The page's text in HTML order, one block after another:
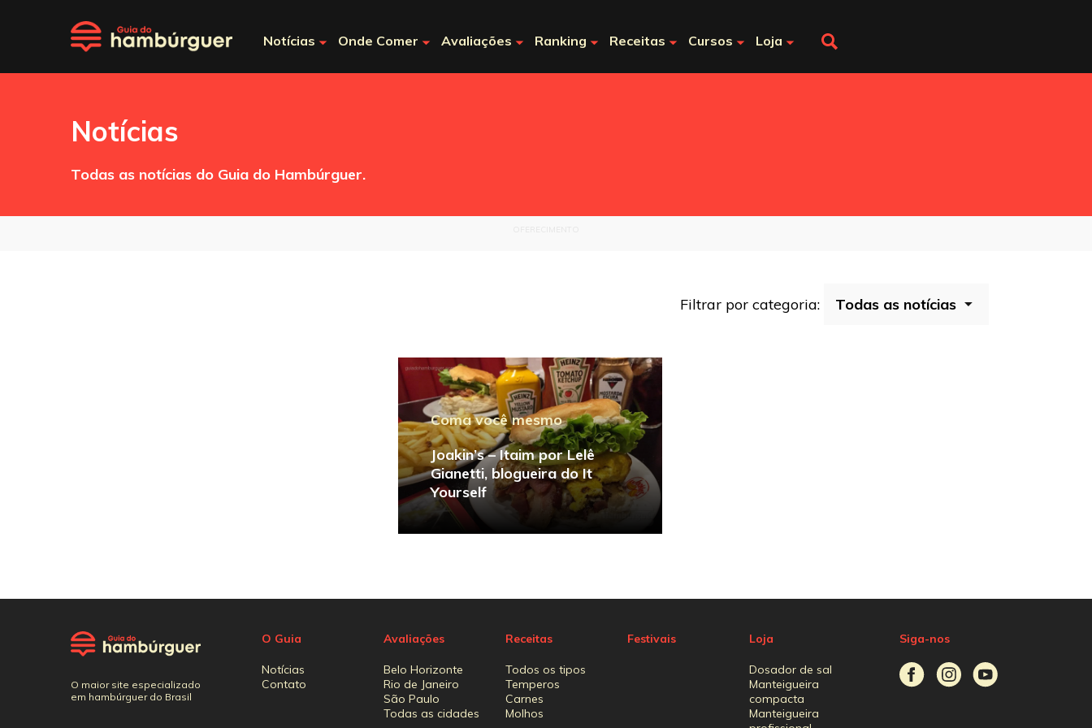
Notícias Onde Comer Avaliações Ranking Receitas Cursos Loja
Notícias
Todas as notícias do Guia do Hambúrguer.
Filtrar por categoria:
Coma você mesmo
Joakin’s – Itaim por Lelê
Gianetti, blogueira do It
Yourself
O maior site especializado
em hambúrguer do Brasil
O Guia
Notícias
Contato
Avaliações
Belo Horizonte
Rio de Janeiro
São Paulo
Todas as cidades
Receitas
Todos os tipos
Temperos
Carnes
Molhos
Festivais Loja
Dosador de sal
Manteigueira
compacta
Manteigueira
Siga-nos